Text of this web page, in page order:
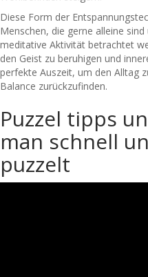
Diese Form der
Menschen, die gerne alleine
meditative Aktivität betrachtet
den Geist zu beruhigen und
perfekte Auszeit, um den Alltag
Balance zurückzufinden.
Puzzel tipps
man schnell
puzzelt